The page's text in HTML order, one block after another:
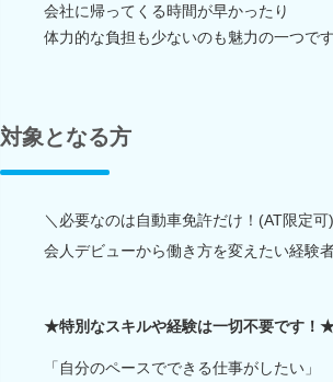
会社に帰ってくる時間が早かったり
体力的な負担も少ないのも魅力の一つで
対象となる方
＼必要なのは自動車免許だけ！(AT限定
会人デビューから働き方を変えたい経験
★特別なスキルや経験は一切不要です！
「自分のペースでできる仕事がしたい」